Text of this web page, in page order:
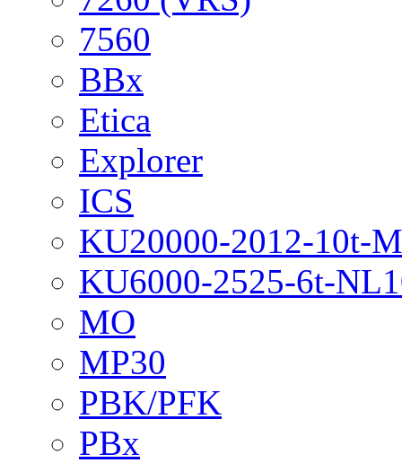
7560
BBx
Etica
Explorer
ICS
KU20000-2012-10t-
KU6000-2525-6t-
MO
MP30
PBK/PFK
PBx